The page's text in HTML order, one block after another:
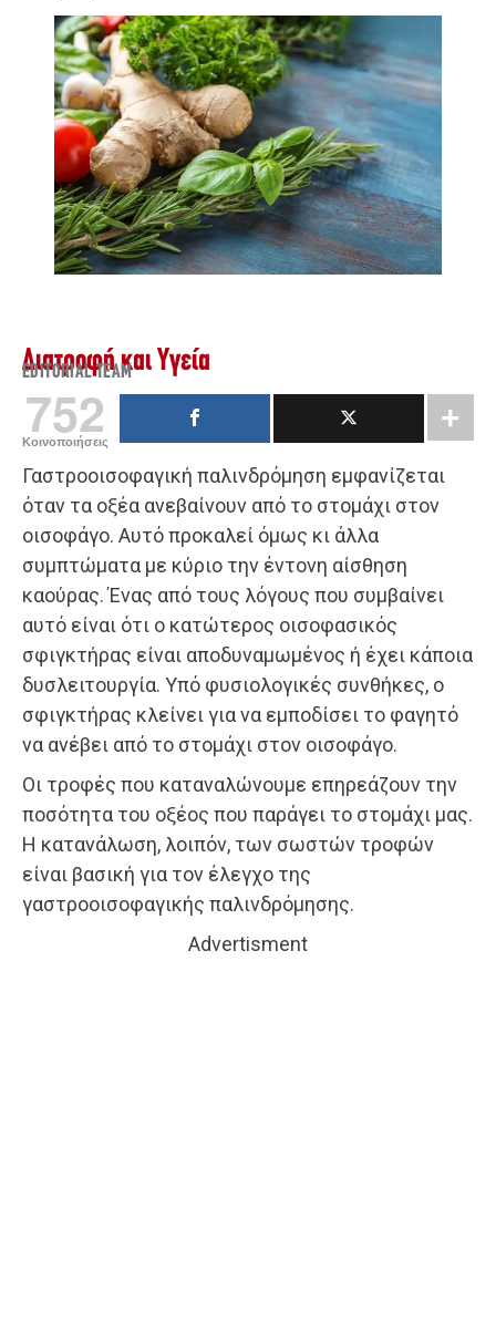
Διατροφή και Υγεία
EDITORIAL TEAM
752
Κοινοποιήσεις
Γαστροοισοφαγική παλινδρόμηση εμφανίζεται
όταν τα οξέα ανεβαίνουν από το στομάχι στον
οισοφάγο. Αυτό προκαλεί όμως κι άλλα
συμπτώματα με κύριο την έντονη αίσθηση
καούρας. Ένας από τους λόγους που συμβαίνει
αυτό είναι ότι ο κατώτερος οισοφασικός
σφιγκτήρας είναι αποδυναμωμένος ή έχει κάποια
δυσλειτουργία. Υπό φυσιολογικές συνθήκες, ο
σφιγκτήρας κλείνει για να εμποδίσει το φαγητό
να ανέβει από το στομάχι στον οισοφάγο.
Οι τροφές που καταναλώνουμε επηρεάζουν την
ποσότητα του οξέος που παράγει το στομάχι μας.
Η κατανάλωση, λοιπόν, των σωστών τροφών
είναι βασική για τον έλεγχο της
γαστροοισοφαγικής παλινδρόμησης.
Advertisment